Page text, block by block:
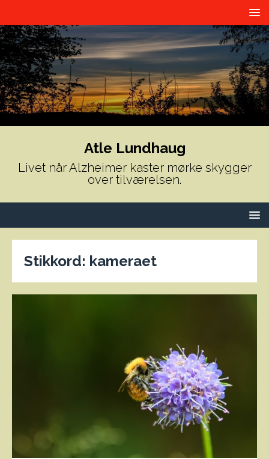
Atle Lundhaug
Livet når Alzheimer kaster mørke skygger
over tilværelsen.
Stikkord: kameraet